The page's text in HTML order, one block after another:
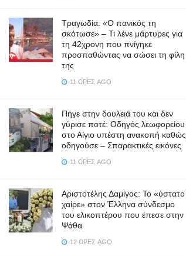
Τραγωδία: «Ο πανικός τη
σκότωσε» – Τι λένε μάρτυρες για
τη 42χρονη που πνίγηκε
προσπαθώντας να σώσει τη φίλη
της
11 ΏΡΕΣ AGO
Πήγε στην δουλειά του και δεν
γύρισε ποτέ: Οδηγός λεωφορείου
στο Αίγιο υπέστη ανακοπή καθώς
οδηγούσε – Σπαρακτικές εικόνες
11 ΏΡΕΣ AGO
Αριστοτέλης Δαμίγος: Το «ύστατο
χαίρε» στον Έλληνα σύνδεσμο
του ελικοπτέρου που έπεσε στην
Ψάθα
12 ΏΡΕΣ AGO